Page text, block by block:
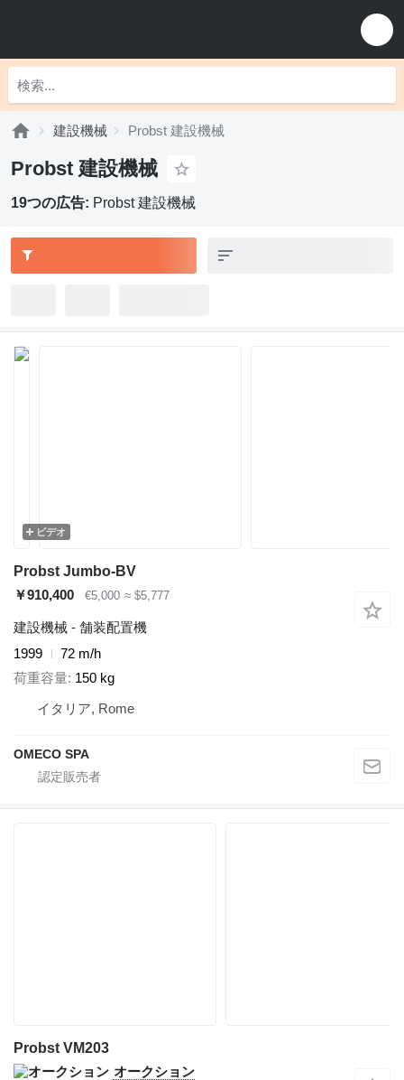
建設機械 Probst 建設機械
Probst 建設機械
19つの広告: Probst 建設機械
ビデオ
Probst Jumbo-BV
￥910,400
€5,000 ≈ $5,777
建設機械 - 舗装配置機
1999
72 m/h
荷重容量 150 kg
イタリア, Rome
OMECO SPA
Probst VM203
オークション